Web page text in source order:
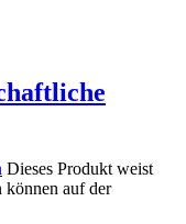
Dieses Produkt weist
können auf der